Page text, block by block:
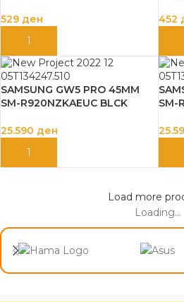
529 ден
ДОДАЈ ВО КОШНИЦА
452
SAMSUNG GW5 PRO 45MM
SM-R920NZKAEUC BLCK
25.590 ден
ДОДАЈ ВО КОШНИЦА
SM-
Load more
Loading...